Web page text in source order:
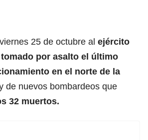
25 de octubre al ejército
por asalto el último
en el norte de la
de nuevos bombardeos que
32 muertos.